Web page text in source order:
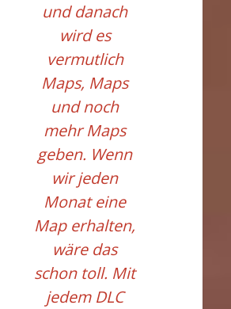
und danach
wird es
vermutlich
Maps, Maps
und noch
mehr Maps
geben. Wenn
wir jeden
Monat eine
Map erhalten,
wäre das
schon toll. Mit
jedem DLC